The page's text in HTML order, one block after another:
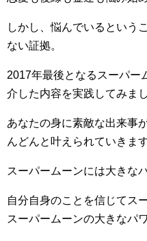
しかし、悩んでいるという
ない証拠。
2017年最後となるスーパー
介した内容を実践してみまし
あなたの身に素敵な出来事
んどんと叶えられていきます
スーパームーンには大きな
自分自身のことを信じてス
スーパームーンの大きなパ